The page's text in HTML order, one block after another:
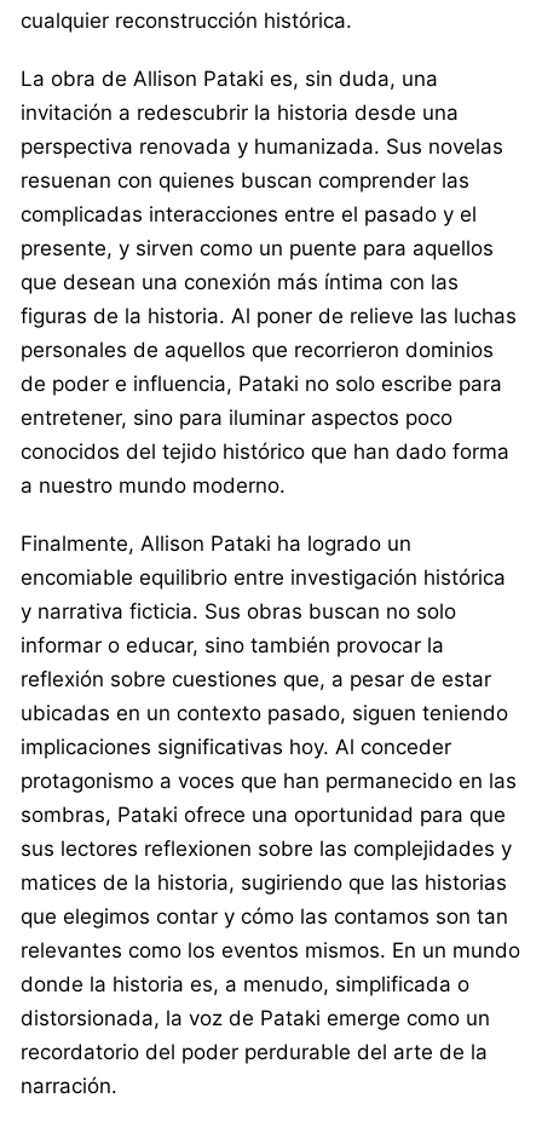
cualquier reconstrucción histórica.
La obra de Allison Pataki es, sin duda, una
invitación a redescubrir la historia desde una
perspectiva renovada y humanizada. Sus novelas
resuenan con quienes buscan comprender las
complicadas interacciones entre el pasado y el
presente, y sirven como un puente para aquellos
que desean una conexión más íntima con las
figuras de la historia. Al poner de relieve las luchas
personales de aquellos que recorrieron dominios
de poder e influencia, Pataki no solo escribe para
entretener, sino para iluminar aspectos poco
conocidos del tejido histórico que han dado forma
a nuestro mundo moderno.
Finalmente, Allison Pataki ha logrado un
encomiable equilibrio entre investigación histórica
y narrativa ficticia. Sus obras buscan no solo
informar o educar, sino también provocar la
reflexión sobre cuestiones que, a pesar de estar
ubicadas en un contexto pasado, siguen teniendo
implicaciones significativas hoy. Al conceder
protagonismo a voces que han permanecido en las
sombras, Pataki ofrece una oportunidad para que
sus lectores reflexionen sobre las complejidades y
matices de la historia, sugiriendo que las historias
que elegimos contar y cómo las contamos son tan
relevantes como los eventos mismos. En un mundo
donde la historia es, a menudo, simplificada o
distorsionada, la voz de Pataki emerge como un
recordatorio del poder perdurable del arte de la
narración.